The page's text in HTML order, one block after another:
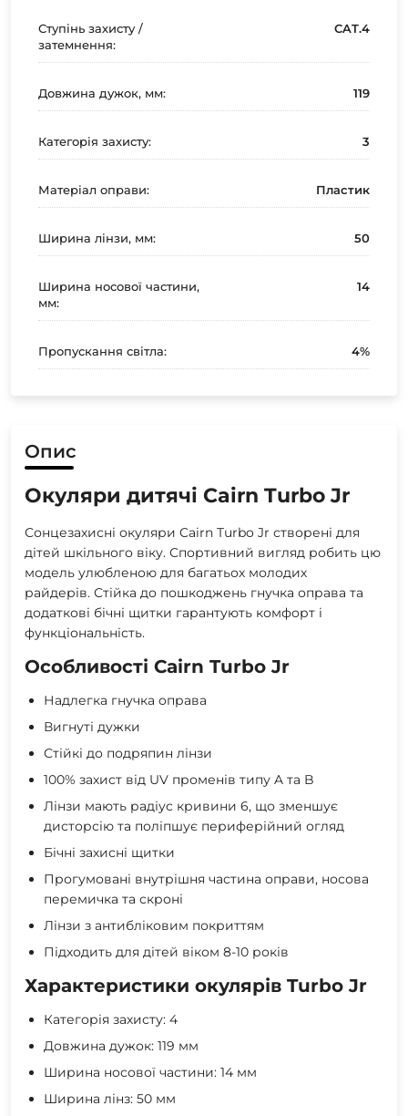
Ступінь захисту /
затемнення:
CAT.4
Довжина дужок, мм: 119
Категорія захисту: 3
Матеріал оправи: Пластик
Ширина лінзи, мм: 50
Ширина носової частини,
мм:
14
Пропускання світла: 4%
Опис
Окуляри дитячі Cairn Turbo Jr
Сонцезахисні окуляри Cairn Turbo Jr створені для
дітей шкільного віку. Спортивний вигляд робить цю
модель улюбленою для багатьох молодих
райдерів. Стійка до пошкоджень гнучка оправа та
додаткові бічні щитки гарантують комфорт і
функціональність.
Особливості Cairn Turbo Jr
Надлегка гнучка оправа
Вигнуті дужки
Стійкі до подряпин лінзи
100% захист від UV променів типу A та B
Лінзи мають радіус кривини 6, що зменшує
дисторсію та поліпшує периферійний огляд
Бічні захисні щитки
Прогумовані внутрішня частина оправи, носова
перемичка та скроні
Лінзи з антибліковим покриттям
Підходить для дітей віком 8-10 років
Характеристики окулярів Turbo Jr
Категорія захисту: 4
Довжина дужок: 119 мм
Ширина носової частини: 14 мм
Ширина лінз: 50 мм